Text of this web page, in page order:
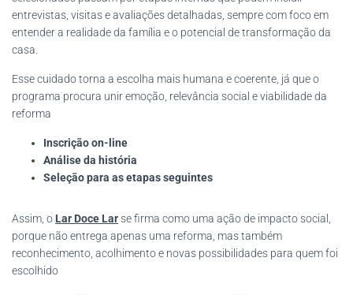
entrevistas, visitas e avaliações detalhadas, sempre com foco em
entender a realidade da família e o potencial de transformação da
casa.
Esse cuidado torna a escolha mais humana e coerente, já que o
programa procura unir emoção, relevância social e viabilidade da
reforma
Inscrição on-line
Análise da história
Seleção para as etapas seguintes
Assim, o Lar Doce Larse firma como uma ação de impacto social,
porque não entrega apenas uma reforma, mas também
reconhecimento, acolhimento e novas possibilidades para quem foi
escolhido